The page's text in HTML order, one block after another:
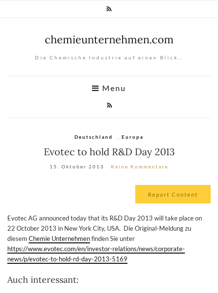
chemieunternehmen.com
Die Chemische Industrie auf einen Blick…
Menu
Deutschland Europa
Evotec to hold R&D Day 2013
15. Oktober 2013 Keine Kommentare
Report Content
Evotec AG announced today that its R&D Day 2013 will take place on
22 October 2013 in New York City, USA. Die Original-Meldung zu
diesem Chemie Unternehmenfinden Sie unter
https://www.evotec.com/en/investor-relations/news/corporate-
news/p/evotec-to-hold-rd-day-2013-5169
Auch interessant: